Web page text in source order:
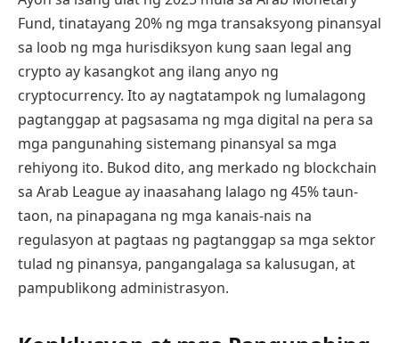
Fund, tinatayang 20% ng mga transaksyong pinansyal
sa loob ng mga hurisdiksyon kung saan legal ang
crypto ay kasangkot ang ilang anyo ng
cryptocurrency. Ito ay nagtatampok ng lumalagong
pagtanggap at pagsasama ng mga digital na pera sa
mga pangunahing sistemang pinansyal sa mga
rehiyong ito. Bukod dito, ang merkado ng blockchain
sa Arab League ay inaasahang lalago ng 45% taun-
taon, na pinapagana ng mga kanais-nais na
regulasyon at pagtaas ng pagtanggap sa mga sektor
tulad ng pinansya, pangangalaga sa kalusugan, at
pampublikong administrasyon.